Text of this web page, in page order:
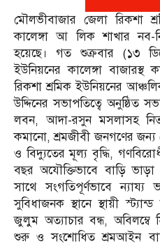
মৌলভীবাজার জেলা রিকশা
কালেঙ্গা আ লিক শাখার নব-
হয়েছে। গত শুক্রবার (১৩
ইউনিয়নের কালেঙ্গা বাজারস্থ
রিকশা শ্রমিক ইউনিয়নের
উদ্দিনের সভাপতিত্বে অনুষ্ঠিত
লবন, আদা-রসুন মসলাসহ
কমানো, শ্রমজীবী জনগণের জন্য
ও বিদ্যুতের মূল্য বৃদ্ধি,
বছর অযৌক্তিভাবে বাড়ি ভাড়া
সাথে সংগতিপূর্ণভাবে ন্যায্য
সুবিধাজনক স্থানে স্থায়ী
জুলুম অত্যাচার বন্ধ, অবিলম্বে
শুরু ও সংশোধিত শ্রমআইন